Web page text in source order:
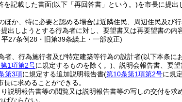
を記載した書面(以下「再回答書」という。)を市長に提出
ほか、特に必要と認める場合は近隣住民、周辺住民及び
出しようとする行為者に対し、要望書又は再要望書の内
27条例28・旧第39条繰上・一部改正)
者、行為施行者及び特定建築等行為の設計者(以下本条に
1項第2号に規定するものを除く。) 、説明会報告書、要
第3項に規定する追加説明報告書(第10条第1項第2号に規
に求めることができる。
説明報告書等の閲覧又は説明報告書等の写しの交付を
ならない。